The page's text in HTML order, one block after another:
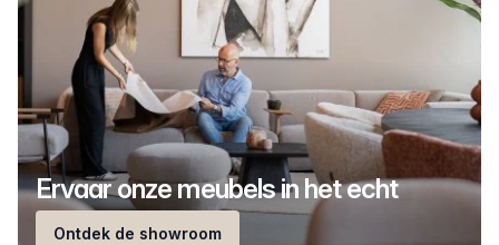
Ervaar onze meubels in het echt
Ontdek de showroom